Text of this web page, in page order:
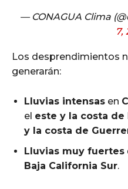
— CONAGUA Clima
7,
Los desprendimientos
generarán:
Lluvias intensas en
el este y la costa de
y la costa de
Lluvias muy fuertes
Baja California Sur.